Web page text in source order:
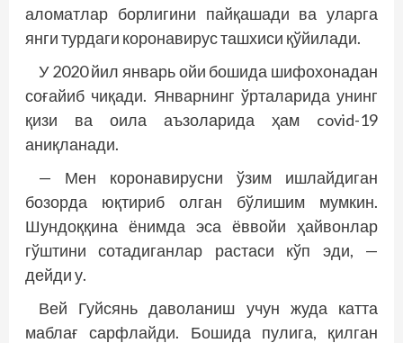
аломатлар борлигини пайқашади ва уларга
янги турдаги коронавирус ташхиси қўйилади.
У 2020 йил январь ойи бошида шифохонадан
соғайиб чиқади. Январнинг ўрталарида унинг
қизи ва оила аъзоларида ҳам covid-19
аниқланади.
— Мен коронавирусни ўзим ишлайдиган
бозорда юқтириб олган бўлишим мумкин.
Шундоққина ёнимда эса ёввойи ҳайвонлар
гўштини сотадиганлар растаси кўп эди, —
дейди у.
Вей Гуйсянь даволаниш учун жуда катта
маблағ сарфлайди. Бошида пулига, қилган